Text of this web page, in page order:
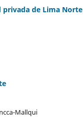
de Lima Norte
Mallqui